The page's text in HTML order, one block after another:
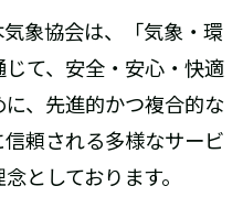
象協会は、「気象・環
て、安全・安心・快適
、先進的かつ複合的な
頼される多様なサービ
としております。